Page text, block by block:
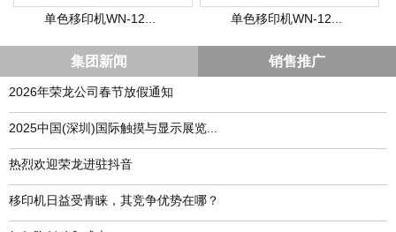
单色移印机WN-12... 单色移印机WN-12...
集团新闻 销售推广
2026年荣龙公司春节放假通知
​2025中国(深圳)国际触摸与显示展览...
热烈欢迎荣龙进驻抖音
移印机日益受青睐，其竞争优势在哪？